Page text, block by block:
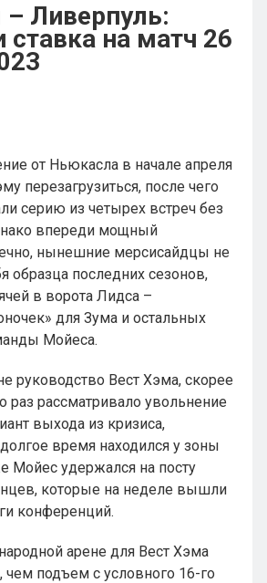
Ливерпуль:
ставка на матч 26
от Ньюкасла в начале апреля
перезагрузиться, после чего
серию из четырех встреч без
впереди мощный
нынешние мерсисайдцы не
образца последних сезонов,
в ворота Лидса –
для Зума и остальных
Мойеса.
руководство Вест Хэма, скорее
раз рассматривало увольнение
выхода из кризиса,
время находился у зоны
Мойес удержался на посту
которые на неделе вышли
конференций.
арене для Вест Хэма
чем подъем с условного 16-го